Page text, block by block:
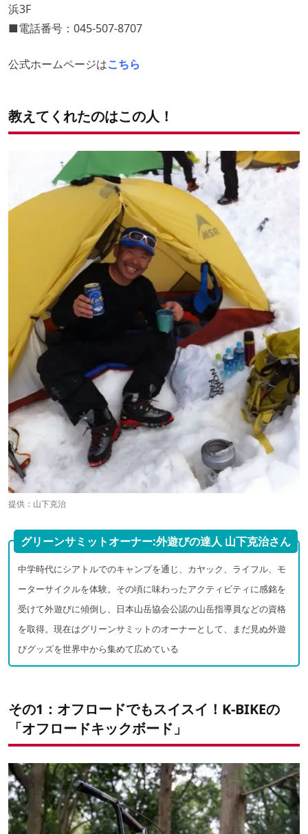
浜3F
■電話番号：045-507-8707
公式ホームページはこちら
教えてくれたのはこの人！
提供：山下克治
グリーンサミットオーナー:外遊びの達人 山下克治さん
中学時代にシアトルでのキャンプを通じ、カヤック、ライフル、モ
ーターサイクルを体験。その頃に味わったアクティビティに感銘を
受けて外遊びに傾倒し、日本山岳協会公認の山岳指導員などの資格
を取得。現在はグリーンサミットのオーナーとして、まだ見ぬ外遊
びグッズを世界中から集めて広めている
その1：オフロードでもスイスイ！K-BIKEの
「オフロードキックボード」